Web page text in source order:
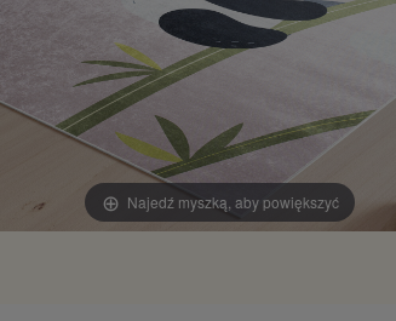
Najedź myszką, aby powiększyć